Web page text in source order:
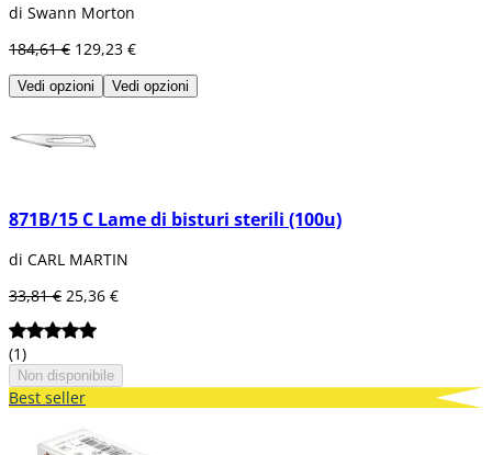
di Swann Morton
184,61 € 129,23 €
Vedi opzioni Vedi opzioni
871B/15 C Lame di bisturi sterili (100u)
di CARL MARTIN
33,81 € 25,36 €
(1)
Non disponibile
Best seller